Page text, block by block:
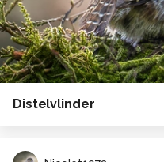
Distelvlinder